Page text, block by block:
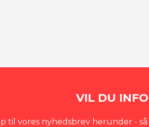
VIL DU
til vores nyhedsbrev herunder -